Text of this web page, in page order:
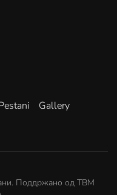
Gallery
Поддржано од ТВМ